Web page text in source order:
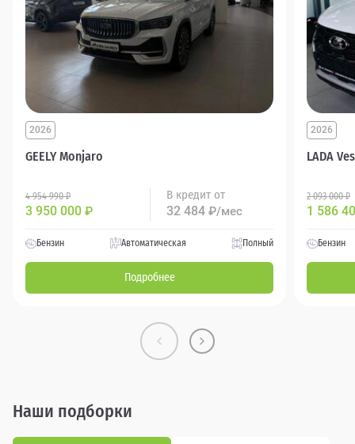
GEELY Monjaro
2026
4 954 990 ₽
3 950 000 ₽
В кредит от
32 484 ₽/мес
Бензин Автоматическая Полный
Подробнее
LADA
2026
2 093 000 ₽
1 586
Бензин
Наши подборки